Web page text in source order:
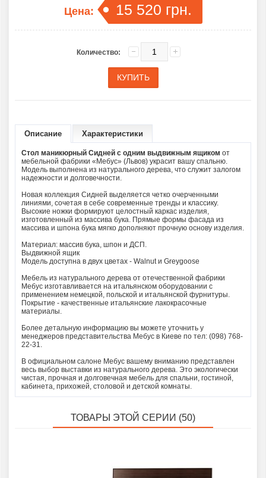
Цена: 15 520 грн.
Количество:
Описание Характеристики
Стол маникюрный Сидней с одним выдвижным ящиком от
мебельной фабрики «Мебус» (Львов) украсит вашу спальню.
Модель выполнена из натурального дерева, что служит залогом
надежности и долговечности.
Новая коллекция Сидней выделяется четко очерченными
линиями, сочетая в себе современные тренды и классику.
Высокие ножки формируют целостный каркас изделия,
изготовленный из массива бука. Прямые формы фасада из
массива и шпона бука мягко дополняют прочную основу изделия.
Материал: массив бука, шпон и ДСП.
Выдвижной ящик
Модель доступна в двух цветах - Walnut и Greygoose
Мебель из натурального дерева от отечественной фабрики
Мебус изготавливается на итальянском оборудовании с
применением немецкой, польской и итальянской фурнитуры.
Покрытие - качественные итальянские лакокрасочные
материалы.
Более детальную информацию вы можете уточнить у
менеджеров представительства Мебус в Киеве по тел: (098) 768-
22-31.
В официальном салоне Мебус вашему вниманию представлен
весь выбор выставки из натурального дерева. Это экологически
чистая, прочная и долговечная мебель для спальни, гостиной,
кабинета, прихожей, столовой и детской комнаты.
ТОВАРЫ ЭТОЙ СЕРИИ (50)